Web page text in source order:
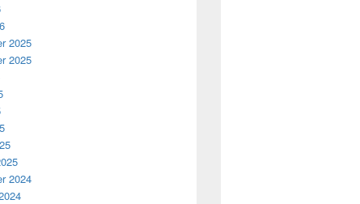
2025
2025
2024